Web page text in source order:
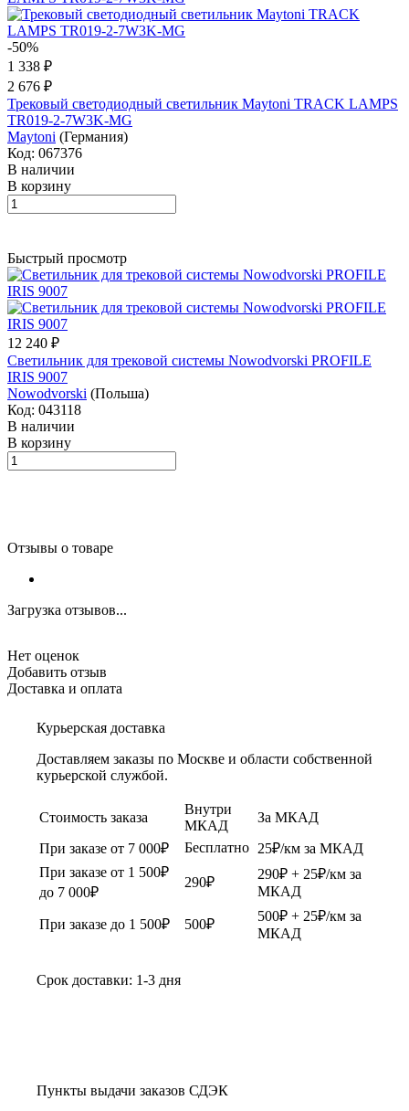
-50%
1 338 ₽
2 676 ₽
Трековый светодиодный светильник Maytoni TRACK LAMPS
TR019-2-7W3K-MG
Maytoni (Германия)
Код: 067376
В наличии
В корзину
Быстрый просмотр
12 240 ₽
Светильник для трековой системы Nowodvorski PROFILE
IRIS 9007
Nowodvorski (Польша)
Код: 043118
В наличии
В корзину
Отзывы о товаре
Загрузка отзывов...
Нет оценок
Добавить отзыв
Доставка и оплата
Курьерская доставка
Доставляем заказы по Москве и области собственной
курьерской службой.
Стоимость заказа
Внутри
МКАД
За МКАД
При заказе от 7 000₽
Бесплатно 25₽/км за МКАД
При заказе от 1 500₽
до 7 000₽
290₽
290₽ + 25₽/км за
МКАД
При заказе до 1 500₽ 500₽
500₽ + 25₽/км за
МКАД
Срок доставки: 1-3 дня
Пункты выдачи заказов СДЭК